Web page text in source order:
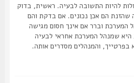
התשובה לבעיה. ראשית, בדוק
הם אכן נכונים. אם בדקת והם
וברר אם אינך חסום מגישה
המערכת אחראי לבעיה
והמנהלים מסדרים אותה.